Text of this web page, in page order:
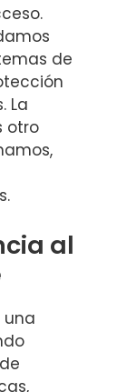
de
La
otro
al
una